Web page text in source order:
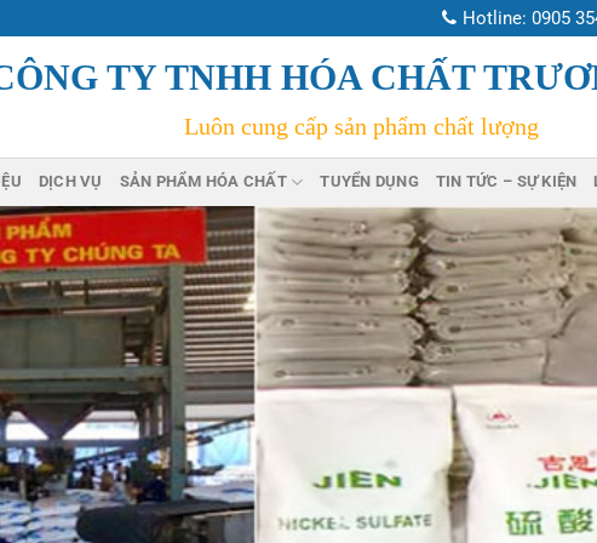
Hotline: 0905
TY TNHH HÓA CHẤT
Luôn cung cấp sản phẩm chất lượng
DỊCH VỤ SẢN PHẨM HÓA CHẤT TUYỂN DỤNG TIN TỨC – SỰ KIỆN